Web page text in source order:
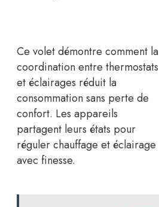
Ce volet démontre comment la
coordination entre thermostats
et éclairages réduit la
consommation sans perte de
confort. Les appareils
partagent leurs états pour
réguler chauffage et éclairage
avec finesse.